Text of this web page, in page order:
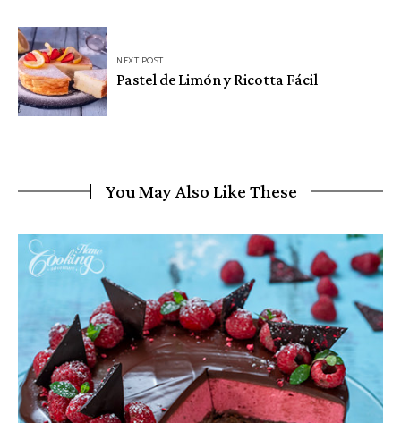
NEXT POST
Pastel de Limón y Ricotta Fácil
You May Also Like These